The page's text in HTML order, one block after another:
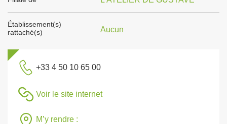
Établissement(s)
rattaché(s)
Aucun
+33 4 50 10 65 00
Voir le site internet
M’y rendre :